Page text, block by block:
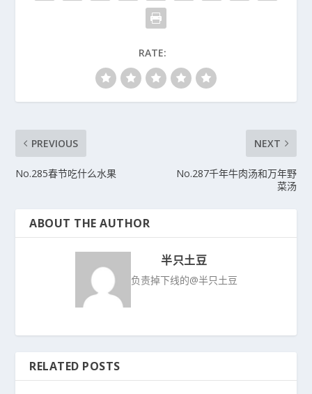
RATE:
PREVIOUS
No.285春节吃什么水果
NEXT
No.287千年牛肉汤和万年野
菜汤
ABOUT THE AUTHOR
半只土豆
负责掉下线的@半只土豆
RELATED POSTS